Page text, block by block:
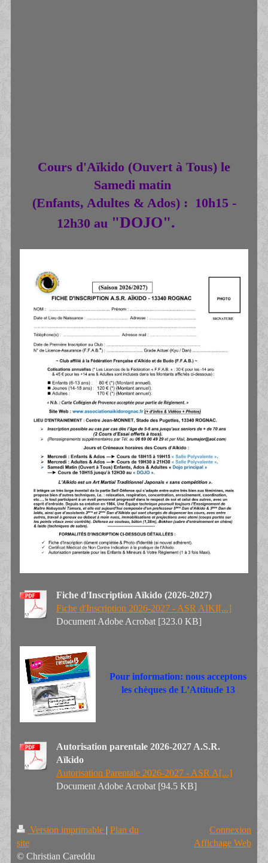
Cours d'Aïkido (Ouvert à Tous) le
Samedi matin
(Enfants, Adultes & Ados) : 10h15 -
12h30 au "DOJO".
Fiche d'Inscription Aïkido (2026-2027)
Fiche d'Inscription 2026-2027 - ASR AIKI[...]
Document Adobe Acrobat [323.0 KB]
Pour information: nous acceptons
les chèques de L’Attitude 13
Autorisation parentale 2026-2027 A.S.R.
Aïkido
Autorisation Parentale 2026-2027 - ASR A[...]
Document Adobe Acrobat [94.5 KB]
Version imprimable | Plan du
site
© Christian Careddu
Connexion
Affichage Web